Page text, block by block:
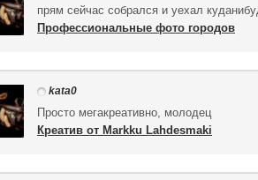
прям сейчас собрался и уехал
Профессиональные фото городов
kata0
Просто мегакреативно, молодец
Креатив от Markku Lahdesmaki